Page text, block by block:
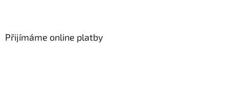
Přijímáme online platby